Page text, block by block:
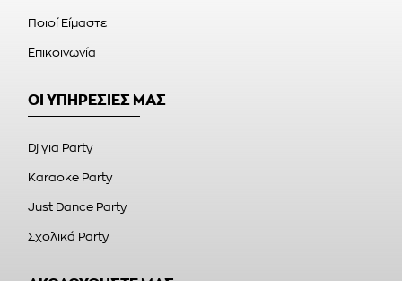
Ποιοί Είμαστε
Επικοινωνία
ΟΙ ΥΠΗΡΕΣΙΕΣ ΜΑΣ
Dj για Party
Karaoke Party
Just Dance Party
Σχολικά Party